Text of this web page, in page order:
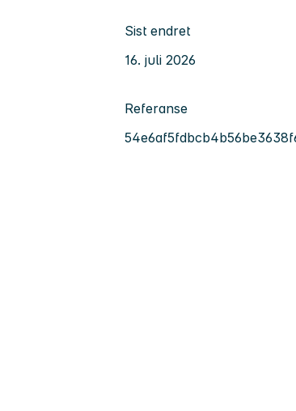
Sist endret
16. juli 2026
Referanse